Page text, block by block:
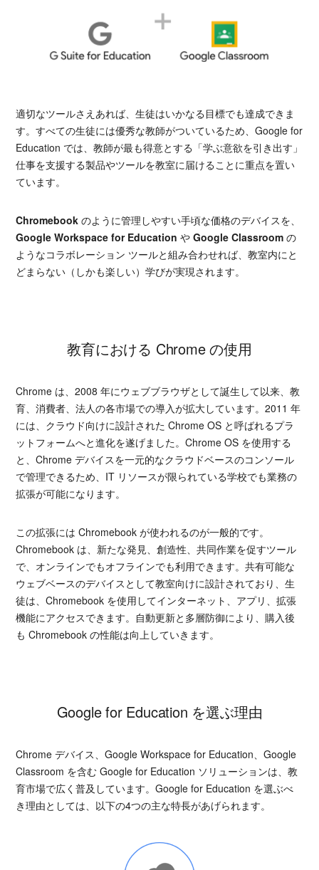
適切なツールさえあれば、生徒はいかなる目標でも達成できま
す。すべての生徒には優秀な教師がついているため、Google for
Education では、教師が最も得意とする「学ぶ意欲を引き出す」
仕事を支援する製品やツールを教室に届けることに重点を置い
ています。
Chromebook のように管理しやすい手頃な価格のデバイスを、
Google Workspace for Education やGoogle Classroom の
ようなコラボレーション ツールと組み合わせれば、教室内にと
どまらない（しかも楽しい）学びが実現されます。
教育における Chrome の使用
Chrome は、2008 年にウェブブラウザとして誕生して以来、教
育、消費者、法人の各市場での導入が拡大しています。2011 年
には、クラウド向けに設計された Chrome OS と呼ばれるプラ
ットフォームへと進化を遂げました。Chrome OS を使用する
と、Chrome デバイスを一元的なクラウドベースのコンソール
で管理できるため、IT リソースが限られている学校でも業務の
拡張が可能になります。
この拡張には Chromebook が使われるのが一般的です。
Chromebook は、新たな発見、創造性、共同作業を促すツール
で、オンラインでもオフラインでも利用できます。共有可能な
ウェブベースのデバイスとして教室向けに設計されており、生
徒は、Chromebook を使用してインターネット、アプリ、拡張
機能にアクセスできます。自動更新と多層防御により、購入後
も Chromebook の性能は向上していきます。
Google for Education を選ぶ理由
Chrome デバイス、Google Workspace for Education、Google
Classroom を含む Google for Education ソリューションは、教
育市場で広く普及しています。Google for Education を選ぶべ
き理由としては、以下の4つの主な特長があげられます。